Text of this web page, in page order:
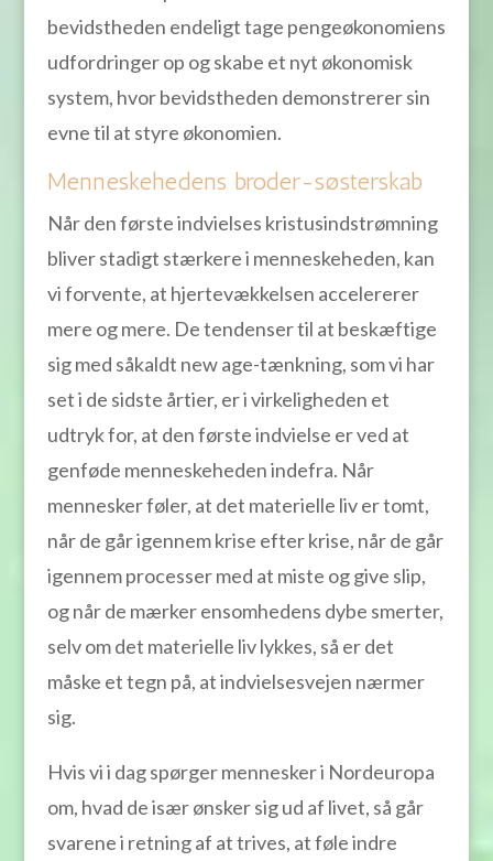
bevidstheden endeligt tage pengeøkonomiens
udfordringer op og skabe et nyt økonomisk
system, hvor bevidstheden demonstrerer sin
evne til at styre økonomien.
Menneskehedens broder-søsterskab
Når den første indvielses kristusindstrømning
bliver stadigt stærkere i menneskeheden, kan
vi forvente, at hjertevækkelsen accelererer
mere og mere. De tendenser til at beskæftige
sig med såkaldt new age-tænkning, som vi har
set i de sidste årtier, er i virkeligheden et
udtryk for, at den første indvielse er ved at
genføde menneskeheden indefra. Når
mennesker føler, at det materielle liv er tomt,
når de går igennem krise efter krise, når de går
igennem processer med at miste og give slip,
og når de mærker ensomhedens dybe smerter,
selv om det materielle liv lykkes, så er det
måske et tegn på, at indvielsesvejen nærmer
sig.
Hvis vi i dag spørger mennesker i Nordeuropa
om, hvad de især ønsker sig ud af livet, så går
svarene i retning af at trives, at føle indre